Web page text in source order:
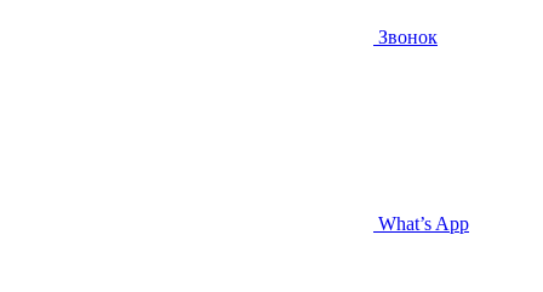
Звонок
What’s App